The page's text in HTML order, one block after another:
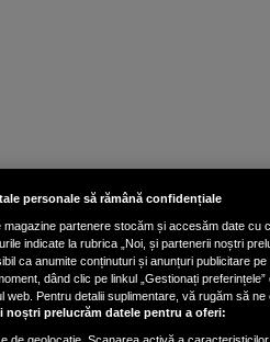
personale să rămână confidențiale
magazine partenere stocăm și accesăm date cu
indicate la rubrica „Noi, și partenerii noștri
ca anumite conținuturi și anunțuri publicitare
dând clic pe linkul „Gestionați
web. Pentru detalii suplimentare, vă rugăm să
noștri prelucrăm datele pentru a oferi: